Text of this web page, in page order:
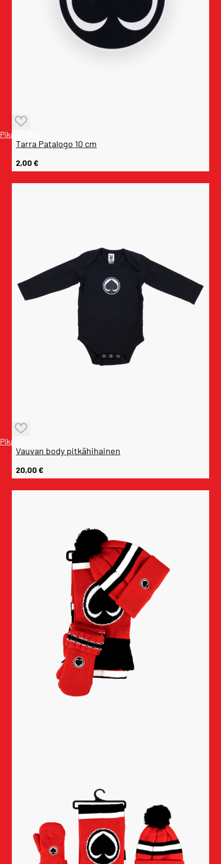
Pikakatselu
Tarra Patalogo 10 cm
2,00 €
Pikakatselu
Vauvan body pitkähihainen
20,00 €